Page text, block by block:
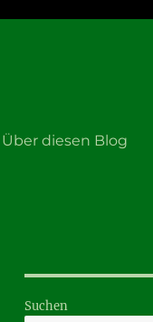
Über diesen Blog
Suchen